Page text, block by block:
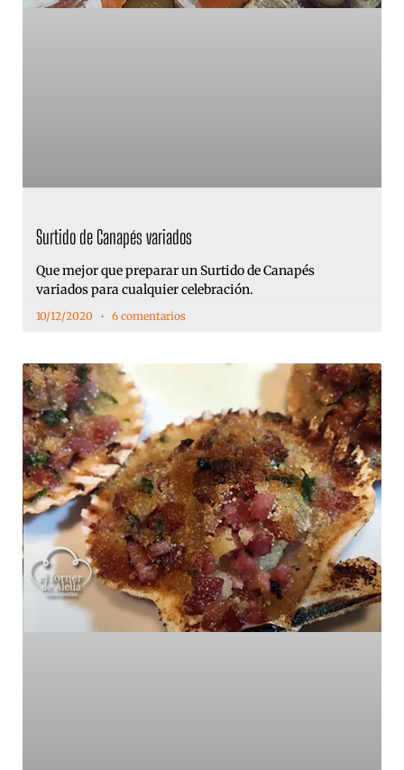
Surtido de Canapés variados
Que mejor que preparar un Surtido de Canapés
variados para cualquier celebración.
10/12/2020 6 comentarios